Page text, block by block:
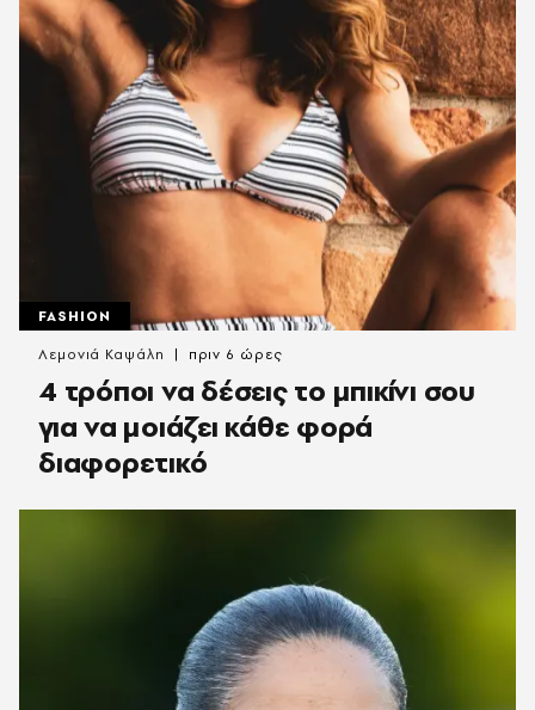
FASHION
4 τρόποι να δέσεις το μπικίνι σου
για να μοιάζει κάθε φορά
διαφορετικό
Λεμονιά Καψάλη πριν 6 ώρες